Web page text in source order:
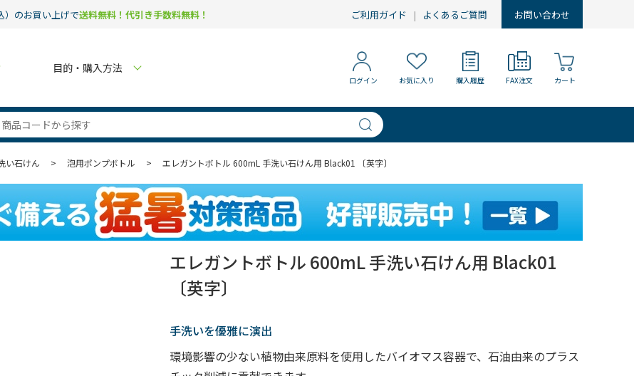
）のお買い上げで送料無料！代引き手数料無料！ ご利用ガイド よくあるご質問 お問い合わせ
目的・購入方法
ログイン お気に入り 購入履歴 FAX注文 カート
い石けん > 泡用ポンプボトル > エレガントボトル 600mL 手洗い石けん用 Black01 〔英字〕
エレガントボトル 600mL 手洗い石けん用 Black01
〔英字〕
手洗いを優雅に演出
環境影響の少ない植物由来原料を使用したバイオマス容器で、石油由来のプラス